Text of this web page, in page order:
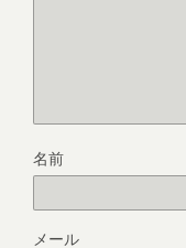
名前
メール